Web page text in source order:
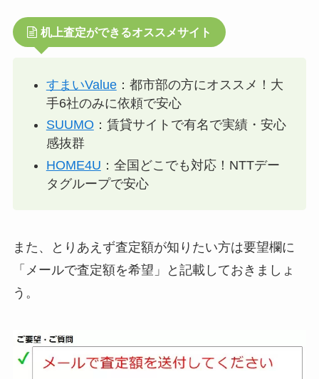
机上査定ができるオススメサイト
すまいValue：都市部の方にオススメ！大
手6社のみに依頼で安心
SUUMO ：賃貸サイトで有名で実績・安心
感抜群
HOME4U ：全国どこでも対応！NTTデー
タグループで安心
また、とりあえず査定額が知りたい方は要望欄に
「メールで査定額を希望」と記載しておきましょ
う。